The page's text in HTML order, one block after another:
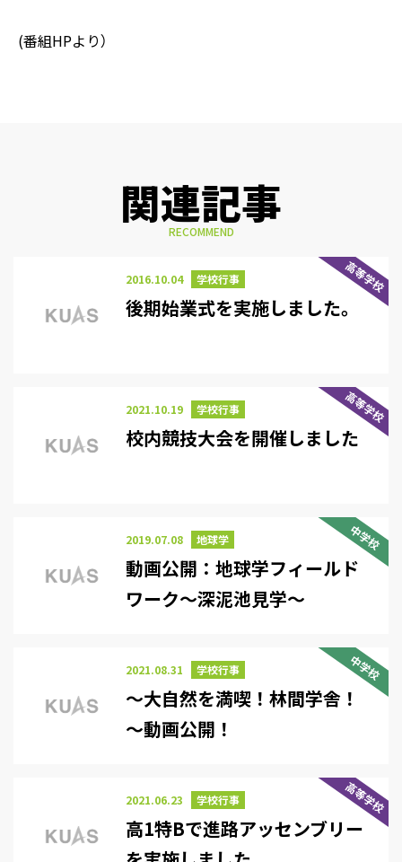
(番組HPより）
関連記事
RECOMMEND
高等学校
2016.10.04 学校行事
後期始業式を実施しました。
高等学校
2021.10.19 学校行事
校内競技大会を開催しました
中学校
2019.07.08 地球学
動画公開：地球学フィールド
ワーク～深泥池見学～
中学校
2021.08.31 学校行事
～大自然を満喫！林間学舎！
～動画公開！
高等学校
2021.06.23 学校行事
高1特Bで進路アッセンブリー